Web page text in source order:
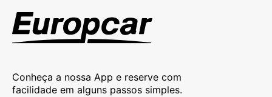
Conheça a nossa App e reserve com
facilidade em alguns passos simples.